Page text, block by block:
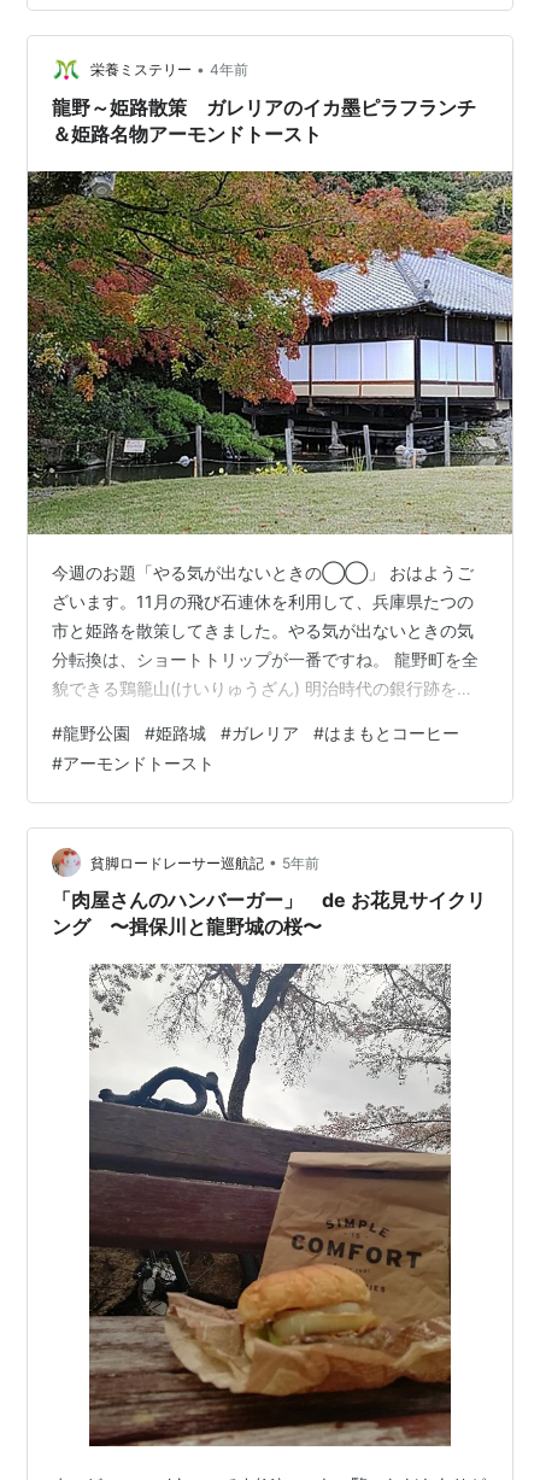
した(´^ω^) このまま帰宅も芸が無いので、2国を西に戻
り加古川バイパス～姫路バイパスを経由して、たつの市
の世界の梅公園を目指しました。 さすがに季節外れ、梅
の木の枝だけでした。時期にな…
栄養ミステリー • 4年前
龍野～姫路散策 ガレリアのイカ墨ピラフランチ
＆姫路名物アーモンドトースト
今週のお題「やる気が出ないときの◯◯」 おはようご
ざいます。11月の飛び石連休を利用して、兵庫県たつの
市と姫路を散策してきました。やる気が出ないときの気
分転換は、ショートトリップが一番ですね。 龍野町を全
貌できる鶏籠山(けいりゅうざん) 明治時代の銀行跡を改
トーストと《はまもとコーヒー》 姫路城のライトアップ
龍野町を全貌できる鶏籠山(けいりゅうざん) 龍野は、淡
口醤油や《揖保乃糸》でおなじみの素麺の名産地です。
戦争で焼けなかったので、江戸時代の街並みがそのまま
保管されており、龍野城跡や、龍野藩最後のお殿様、脇
坂家のお屋敷、武家屋敷などは、…
#龍野公園 #姫路城 #ガレリア #はまもとコーヒー
#アーモンドトースト
貧脚ロードレーサー巡航記‍ • 5年前
「肉屋さんのハンバーガー」 de お花見サイクリ
ング 〜揖保川と龍野城の桜〜